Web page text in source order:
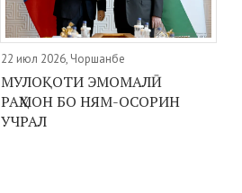
22 июл 2026, Чоршанбе
МУЛОҚОТИ ЭМОМАЛӢ
РАҲМОН БО НЯМ-ОСОРИН
УЧРАЛ